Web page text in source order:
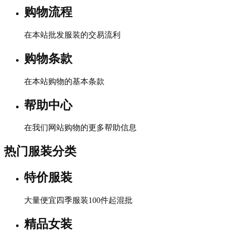
购物流程
在本站批发服装的交易流利
购物条款
在本站购物的基本条款
帮助中心
在我们网站购物的更多帮助信息
热门服装分类
特价服装
大量便宜四季服装100件起混批
精品女装